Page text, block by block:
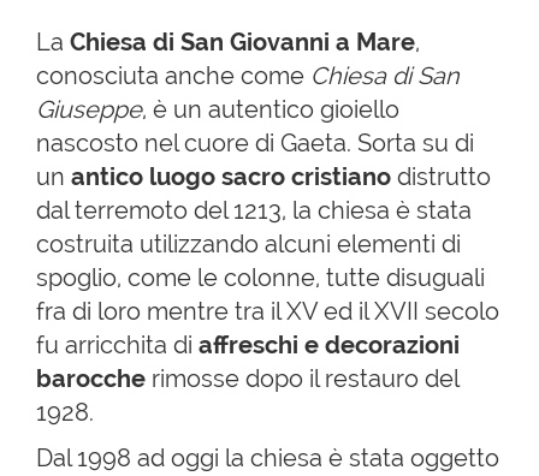
La Chiesa di San Giovanni a Mare,
conosciuta anche come Chiesa di San
Giuseppe, è un autentico gioiello
nascosto nel cuore di Gaeta. Sorta su di
un antico luogo sacro cristiano distrutto
dal terremoto del 1213, la chiesa è stata
costruita utilizzando alcuni elementi di
spoglio, come le colonne, tutte disuguali
fra di loro mentre tra il XV ed il XVII secolo
fu arricchita di affreschi e decorazioni
barocche rimosse dopo il restauro del
1928.
Dal 1998 ad oggi la chiesa è stata oggetto